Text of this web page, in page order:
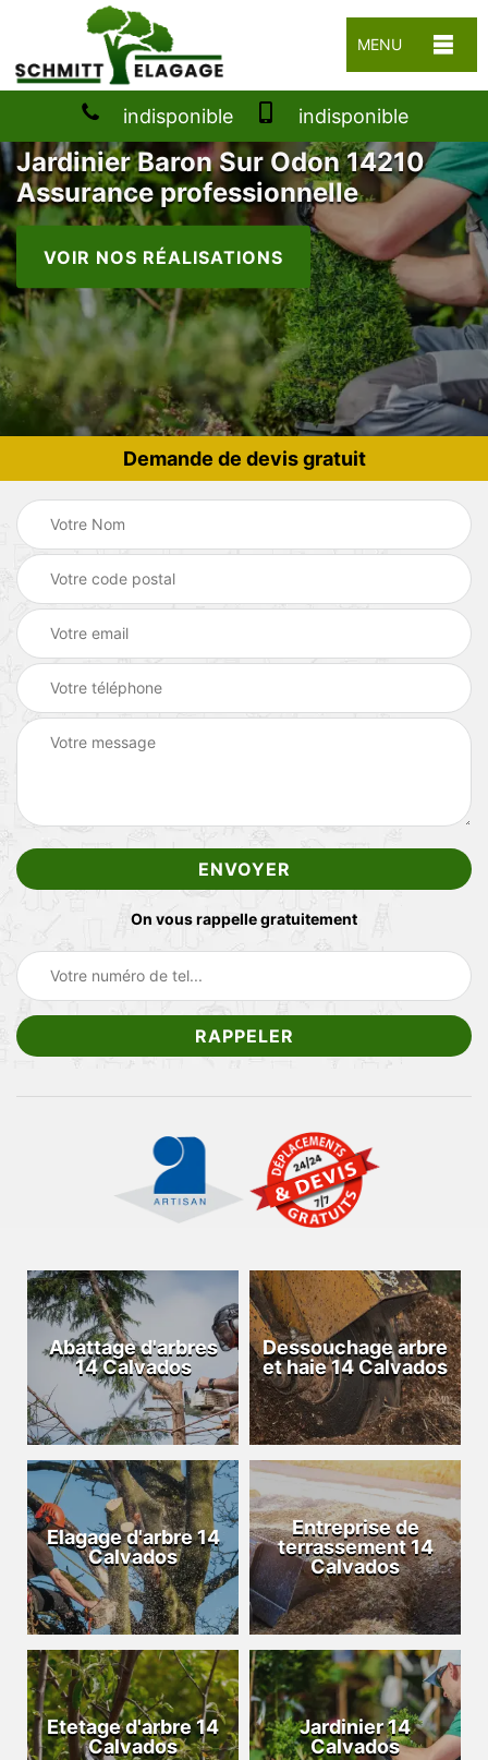
MENU
indisponible indisponible
Jardinier Baron Sur Odon 14210
Assurance professionnelle
VOIR NOS RÉALISATIONS
Demande de devis gratuit
On vous rappelle gratuitement
Abattage d'arbres
14 Calvados
Dessouchage arbre
et haie 14 Calvados
Elagage d'arbre 14
Calvados
Entreprise de
terrassement 14
Calvados
Etetage d'arbre 14
Calvados
Jardinier 14
Calvados